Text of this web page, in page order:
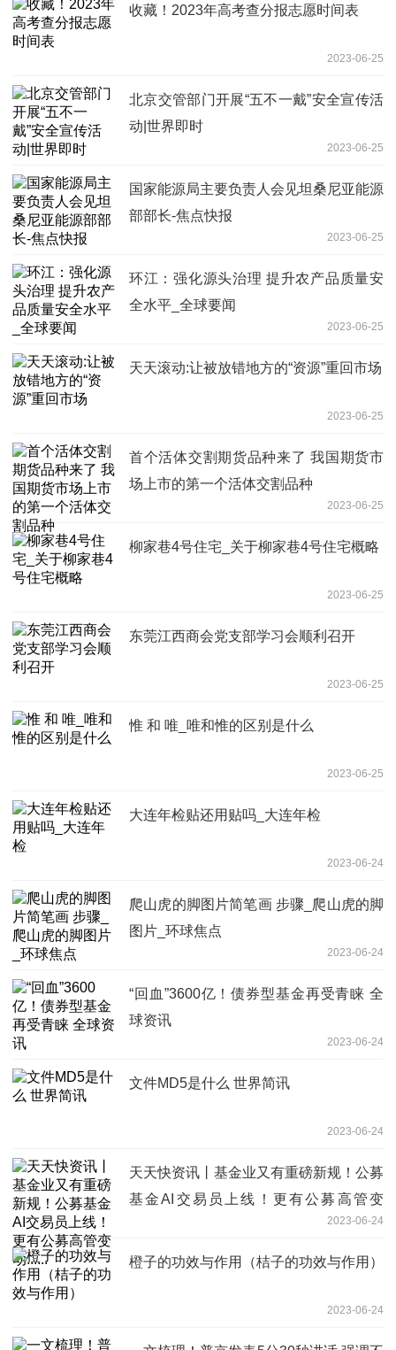
收藏！2023年高考查分报志愿时间表
2023-06-25
北京交管部门开展“五不一戴”安全宣传活
动|世界即时
2023-06-25
国家能源局主要负责人会见坦桑尼亚能源
部部长-焦点快报
2023-06-25
环江：强化源头治理 提升农产品质量安
全水平_全球要闻
2023-06-25
天天滚动:让被放错地方的“资源”重回市场
2023-06-25
首个活体交割期货品种来了 我国期货市
场上市的第一个活体交割品种
2023-06-25
柳家巷4号住宅_关于柳家巷4号住宅概略
2023-06-25
东莞江西商会党支部学习会顺利召开
2023-06-25
惟 和 唯_唯和惟的区别是什么
2023-06-25
大连年检贴还用贴吗_大连年检
2023-06-24
爬山虎的脚图片简笔画 步骤_爬山虎的脚
图片_环球焦点
2023-06-24
“回血”3600亿！债券型基金再受青睐 全
球资讯
2023-06-24
文件MD5是什么 世界简讯
2023-06-24
天天快资讯丨基金业又有重磅新规！公募
基金AI交易员上线！更有公募高管变
2023-06-24
橙子的功效与作用（桔子的功效与作用）
2023-06-24